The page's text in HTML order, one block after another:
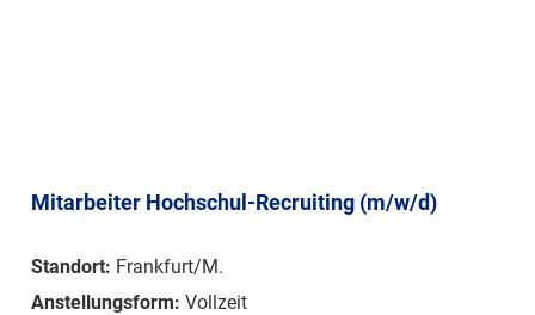
Mitarbeiter Hochschul-Recruiting (m/w/d)
Standort: Frankfurt/M.
Anstellungsform: Vollzeit